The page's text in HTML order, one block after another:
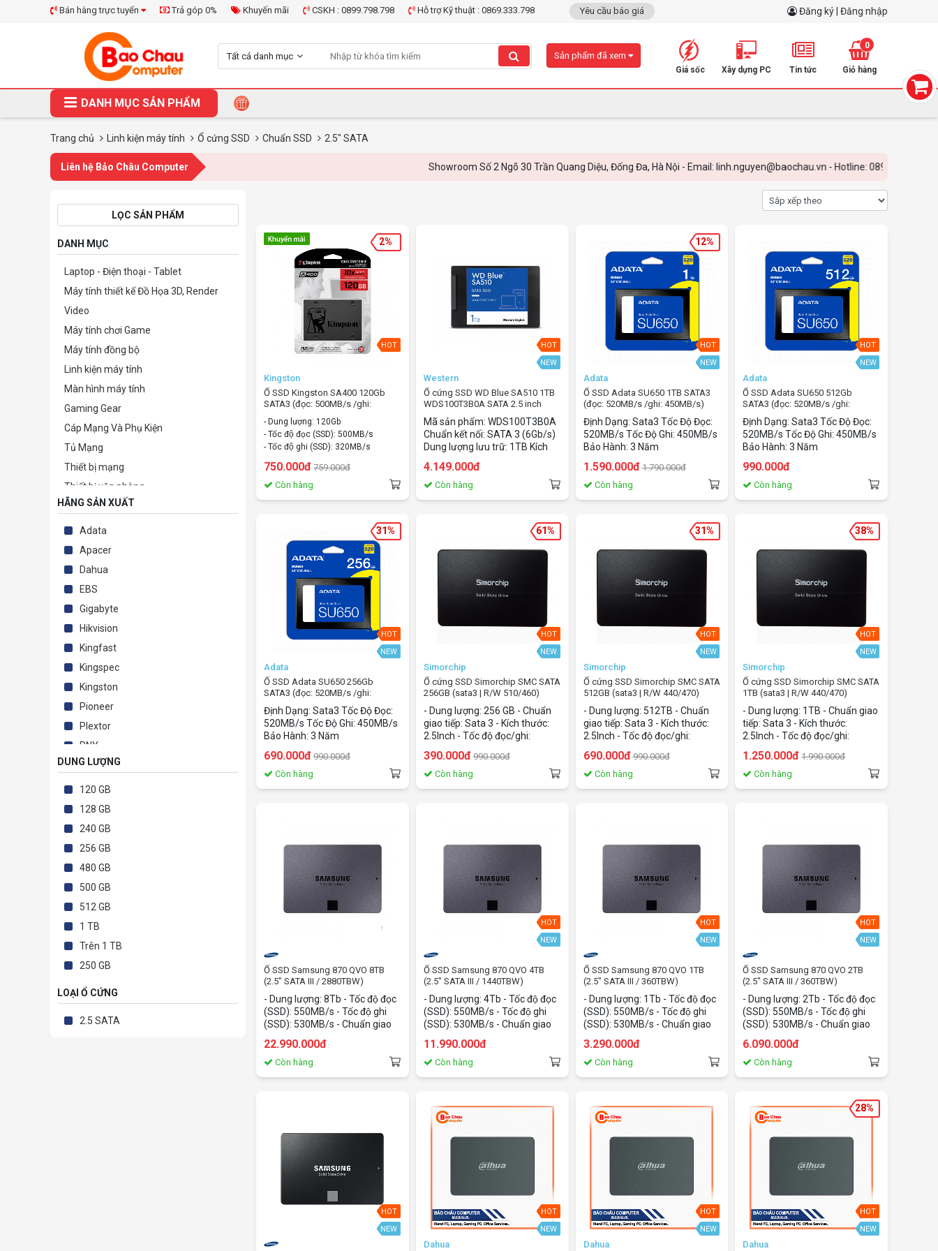
Bán hàng trực tuyến Trả góp 0% Khuyến mãi CSKH : 0899.798.798 Hỗ trợ Kỹ thuật : 0869.333.798 Yêu cầu báo giá Đăng ký | Đăng nhập
Tất cả danh mục
Giá sốc Xây dựng PC Tin tức
0
Giỏ hàng
Sản phẩm đã xem
DANH MỤC SẢN PHẨM
Trang chủ Linh kiện máy tính Ổ cứng SSD Chuẩn SSD 2.5" SATA
Liên hệ Bảo Châu Computer Showroom Số 2 Ngõ 30 Trần Quang Diệu, Đống Đa, Hà Nội - Email: linh.nguyen@baochau.vn - Hotline: 0899.798.798
LỌC SẢN PHẨM
DANH MỤC
Laptop - Điện thoại - Tablet
Máy tính thiết kế Đồ Họa 3D, Render
Video
Máy tính chơi Game
Máy tính đồng bộ
Linh kiện máy tính
Màn hình máy tính
Gaming Gear
Cáp Mạng Và Phụ Kiện
Tủ Mạng
Thiết bị mạng
Thiết bị văn phòng
Camera giám sát & Phụ kiện
Phần mềm bản quyền
TB lưu trữ-bảo mật-kỹ thuật số
Thiết bị nghe nhìn & Giải trí
Điện tử - Điện lạnh
Phụ kiện
Thiết Bị Sức Khỏe
HÃNG SẢN XUẤT
Adata
Apacer
Dahua
EBS
Gigabyte
Hikvision
Kingfast
Kingspec
Kingston
Pioneer
Plextor
PNY
SAMGPORSE
Samsung
Silicon
Simorchip
SSTC
TRM
Western
DUNG LƯỢNG
120 GB
128 GB
240 GB
256 GB
480 GB
500 GB
512 GB
1 TB
Trên 1 TB
250 GB
LOẠI Ổ CỨNG
2.5 SATA
HOT
Kingston
Ổ SSD Kingston SA400 120Gb
SATA3 (đọc: 500MB/s /ghi:
- Dung lượng: 120Gb
- Tốc độ đọc (SSD): 500MB/s
- Tốc độ ghi (SSD): 320MB/s
- Kích thước: 2.5Inch
750.000đ 759.000đ
2%
Còn hàng
HOT
NEW
Western
Ổ cứng SSD WD Blue SA510 1TB
WDS100T3B0A SATA 2.5 inch
Mã sản phẩm: WDS100T3B0A
Chuẩn kết nối: SATA 3 (6Gb/s)
Dung lượng lưu trữ: 1TB Kích
đọc/ghi ( tối đa ):
560MB/520MB 4K Random
4.149.000đ
Còn hàng
HOT
NEW
Adata
Ổ SSD Adata SU650 1TB SATA3
(đọc: 520MB/s /ghi: 450MB/s)
Định Dạng: Sata3 Tốc Độ Đọc:
520MB/s Tốc Độ Ghi: 450MB/s
Bảo Hành: 3 Năm
1.590.000đ 1.790.000đ
12%
Còn hàng
HOT
NEW
Adata
Ổ SSD Adata SU650 512Gb
SATA3 (đọc: 520MB/s /ghi:
Định Dạng: Sata3 Tốc Độ Đọc:
520MB/s Tốc Độ Ghi: 450MB/s
Bảo Hành: 3 Năm
990.000đ
Còn hàng
HOT
NEW
Adata
Ổ SSD Adata SU650 256Gb
SATA3 (đọc: 520MB/s /ghi:
Định Dạng: Sata3 Tốc Độ Đọc:
520MB/s Tốc Độ Ghi: 450MB/s
Bảo Hành: 3 Năm
690.000đ 990.000đ
31%
Còn hàng
HOT
NEW
Simorchip
Ổ cứng SSD Simorchip SMC SATA
256GB (sata3 | R/W 510/460)
- Dung lượng: 256 GB - Chuẩn
giao tiếp: Sata 3 - Kích thước:
2.5Inch - Tốc độ đọc/ghi:
390.000đ 990.000đ
61%
Còn hàng
HOT
NEW
Simorchip
Ổ cứng SSD Simorchip SMC SATA
512GB (sata3 | R/W 440/470)
- Dung lượng: 512TB - Chuẩn
giao tiếp: Sata 3 - Kích thước:
2.5Inch - Tốc độ đọc/ghi:
690.000đ 990.000đ
31%
Còn hàng
HOT
NEW
Simorchip
Ổ cứng SSD Simorchip SMC SATA
1TB (sata3 | R/W 440/470)
- Dung lượng: 1TB - Chuẩn giao
tiếp: Sata 3 - Kích thước:
2.5Inch - Tốc độ đọc/ghi:
1.250.000đ 1.990.000đ
38%
Còn hàng
Ổ SSD Samsung 870 QVO 8TB
(2.5" SATA III / 2880TBW)
- Dung lượng: 8Tb - Tốc độ đọc
(SSD): 550MB/s - Tốc độ ghi
(SSD): 530MB/s - Chuẩn giao
tiếp: SATA3 - Kích thước:
2.5Inch
22.990.000đ
Còn hàng
HOT
NEW
Ổ SSD Samsung 870 QVO 4TB
(2.5" SATA III / 1440TBW)
- Dung lượng: 4Tb - Tốc độ đọc
(SSD): 550MB/s - Tốc độ ghi
(SSD): 530MB/s - Chuẩn giao
tiếp: SATA3 - Kích thước:
2.5Inch
11.990.000đ
Còn hàng
HOT
NEW
Ổ SSD Samsung 870 QVO 1TB
(2.5" SATA III / 360TBW)
- Dung lượng: 1Tb - Tốc độ đọc
(SSD): 550MB/s - Tốc độ ghi
(SSD): 530MB/s - Chuẩn giao
tiếp: SATA3 - Kích thước:
2.5Inch
3.290.000đ
Còn hàng
HOT
NEW
Ổ SSD Samsung 870 QVO 2TB
(2.5" SATA III / 360TBW)
- Dung lượng: 2Tb - Tốc độ đọc
(SSD): 550MB/s - Tốc độ ghi
(SSD): 530MB/s - Chuẩn giao
tiếp: SATA3 - Kích thước:
2.5Inch
6.090.000đ
Còn hàng
HOT
NEW
HOT
NEW
Dahua
HOT
NEW
Dahua
HOT
NEW
Dahua
28%